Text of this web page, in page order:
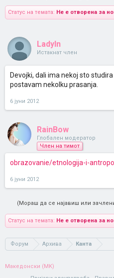
Статус на темата: Не е отворена за
LadyIn
Истакнат член
Devojki, dali ima nekoj sto
postavam nekolku prasanja.
6 јуни 2012
RainBow
Глобален модератор
Член на тимот
obrazovanie/etnologija-i-
6 јуни 2012
(Мораш да се најавиш или
Статус на темата: Не е отворена за
Форум Архива Канта
Македонски (MK)